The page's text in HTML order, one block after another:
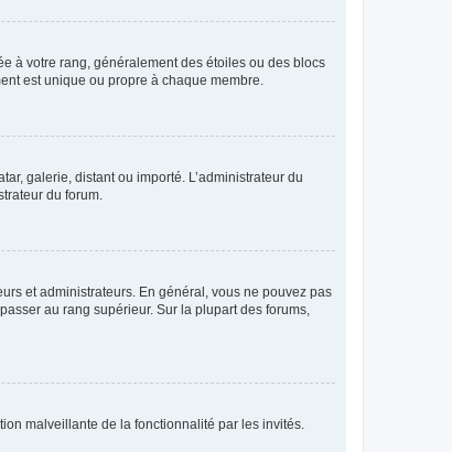
à votre rang, généralement des étoiles ou des blocs
est unique ou propre à chaque membre.
galerie, distant ou importé. L’administrateur du
du forum.
et administrateurs. En général, vous ne pouvez pas
au rang supérieur. Sur la plupart des forums,
malveillante de la fonctionnalité par les invités.